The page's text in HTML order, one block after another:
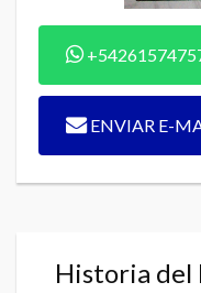
ENVIAR E-
Historia del